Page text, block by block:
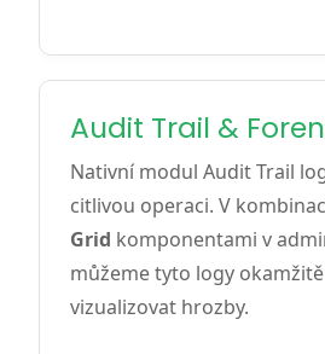
Audit Trail &
Nativní modul Audit Trail
citlivou operaci. V
Grid komponentami v
můžeme tyto logy
vizualizovat hrozby.